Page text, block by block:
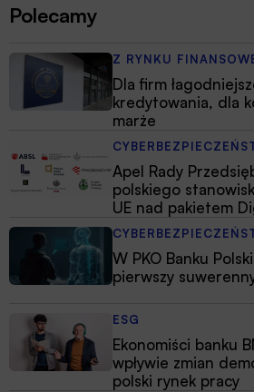
grupa klientów korzystających z
mobilnych aplikacji bankowych,
Polecamy
Z RYNKU
Dla firm
kredytowania, dla
marże
Apel Rady
polskiego
UE nad pakietem
W PKO Banku
pierwszy
ESG
Ekonomiści banku
wpływie zmian
polski rynek pracy